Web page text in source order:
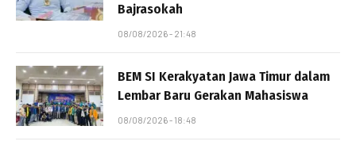
Bajrasokah
08/08/2026 - 21:48
BEM SI Kerakyatan Jawa Timur dalam
Lembar Baru Gerakan Mahasiswa
08/08/2026 - 18:48